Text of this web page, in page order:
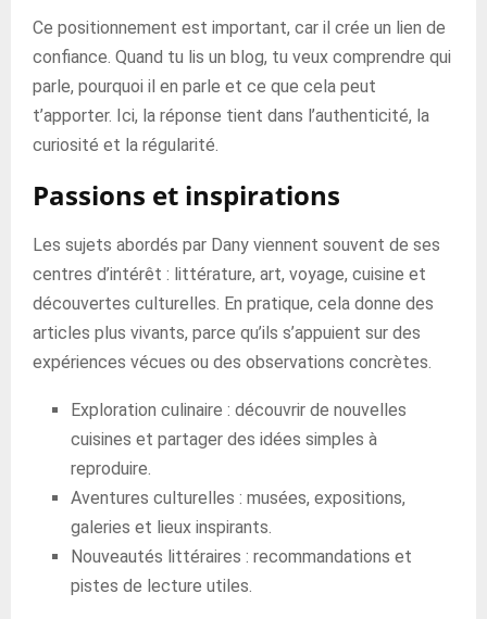
Ce positionnement est important, car il crée un lien de
confiance. Quand tu lis un blog, tu veux comprendre qui
parle, pourquoi il en parle et ce que cela peut
t’apporter. Ici, la réponse tient dans l’authenticité, la
curiosité et la régularité.
Passions et inspirations
Les sujets abordés par Dany viennent souvent de ses
centres d’intérêt : littérature, art, voyage, cuisine et
découvertes culturelles. En pratique, cela donne des
articles plus vivants, parce qu’ils s’appuient sur des
expériences vécues ou des observations concrètes.
Exploration culinaire : découvrir de nouvelles
cuisines et partager des idées simples à
reproduire.
Aventures culturelles : musées, expositions,
galeries et lieux inspirants.
Nouveautés littéraires : recommandations et
pistes de lecture utiles.